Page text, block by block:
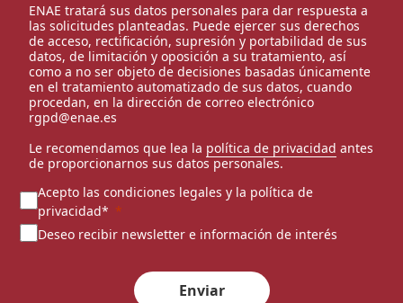
ENAE tratará sus datos personales para dar respuesta a
las solicitudes planteadas. Puede ejercer sus derechos
de acceso, rectificación, supresión y portabilidad de sus
datos, de limitación y oposición a su tratamiento, así
como a no ser objeto de decisiones basadas únicamente
en el tratamiento automatizado de sus datos, cuando
procedan, en la dirección de correo electrónico
rgpd@enae.es
Le recomendamos que lea la política de privacidad antes
de proporcionarnos sus datos personales.
Acepto las condiciones legales y la política de
privacidad*
Deseo recibir newsletter e información de interés
Enviar